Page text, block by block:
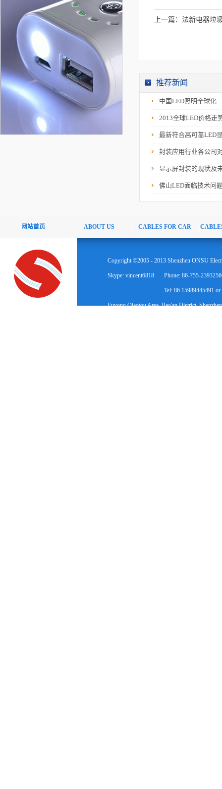
上一篇： 法新电器垃
推荐新闻
中国LED照明全球化
2013全球LED价格走
最新符合高可靠LED
封装应用行业各公司
显示屏封装的现状及
佛山LED面临技术问
网站首页 ABOUT US CABLES FOR CAR
Skype: vincent6818 Phone: 86-755-
Tel: 86 15989445491
Fuyong Qiaotou Area, Bao'an District,
Copyright ©2005 - 2013 Shenzhen ONSU